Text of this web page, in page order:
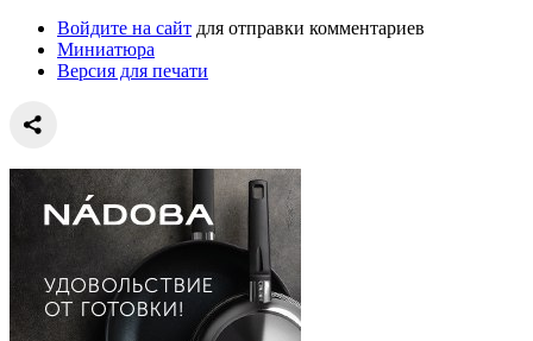
Войдите на сайт для отправки комментариев
Миниатюра
Версия для печати